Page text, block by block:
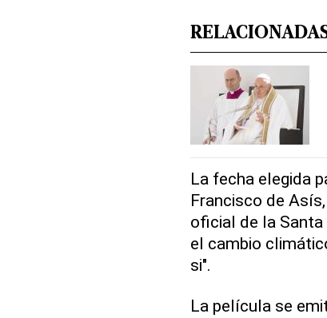
La fecha elegida
Francisco de
oficial de la
el cambio
si".
La película se